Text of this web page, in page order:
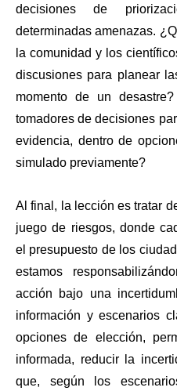
decisiones de
determinadas amenazas.
la comunidad y los
discusiones para planear
momento de un
tomadores de decisiones
evidencia, dentro de
simulado previamente?
Al final, la lección es tratar
juego de riesgos, donde
el presupuesto de los
estamos
acción bajo una
información y escenarios
opciones de elección,
informada, reducir la
que, según los